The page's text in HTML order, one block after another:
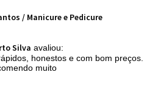
/ Manicure e Pedicure
Silva avaliou:
honestos e com bom preços.
muito